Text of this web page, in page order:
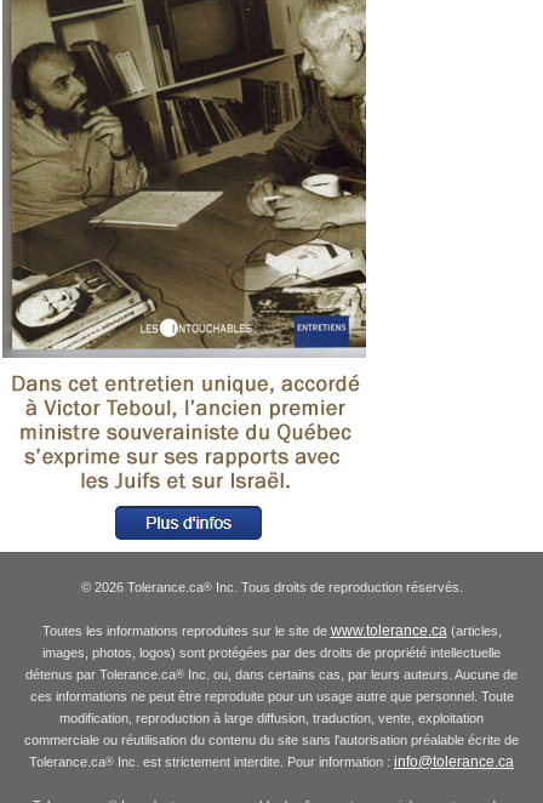
© 2026 Tolerance.ca®Inc. Tous droits de reproduction réservés.
Toutes les informations reproduites sur le site de www.tolerance.ca(articles,
images, photos, logos) sont protégées par des droits de propriété intellectuelle
détenus par Tolerance.ca® Inc. ou, dans certains cas, par leurs auteurs. Aucune de
ces informations ne peut être reproduite pour un usage autre que personnel. Toute
modification, reproduction à large diffusion, traduction, vente, exploitation
commerciale ou réutilisation du contenu du site sans l'autorisation préalable écrite de
Tolerance.ca® Inc. est strictement interdite. Pour information : info@tolerance.ca